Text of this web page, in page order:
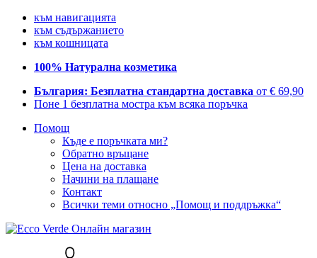
към навигацията
към съдържанието
към кошницата
100% Натурална козметика
България: Безплатна стандартна доставка от € 69,90
Поне 1 безплатна мостра към всяка поръчка
Помощ
Къде е поръчката ми?
Обратно връщане
Цена на доставка
Начини на плащане
Контакт
Всички теми относно „Помощ и поддръжка“